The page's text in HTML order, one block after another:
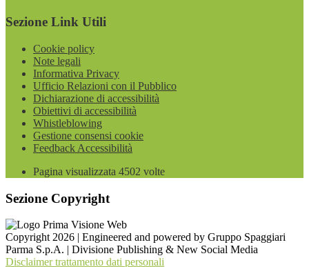
Sezione Link Utili
Cookie policy
Note legali
Informativa Privacy
Ufficio Relazioni con il Pubblico
Dichiarazione di accessibilità
Obiettivi di accessibilità
Whistleblowing
Gestione consensi cookie
Feedback Accessibilità
Pagina visualizzata 4502 volte
Sezione Copyright
Copyright 2026 | Engineered and powered by Gruppo Spaggiari
Parma S.p.A. | Divisione Publishing & New Social Media
Disclaimer trattamento dati personali